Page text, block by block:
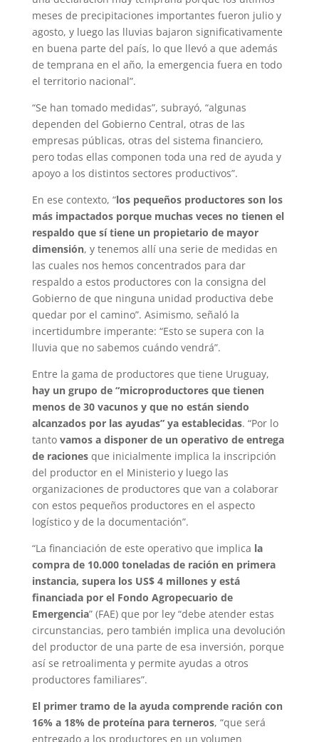
meses de precipitaciones importantes fueron julio y
agosto, y luego las lluvias bajaron significativamente
en buena parte del país, lo que llevó a que además
de temprana en el año, la emergencia fuera en todo
el territorio nacional”.
“Se han tomado medidas”, subrayó, “algunas
dependen del Gobierno Central, otras de las
empresas públicas, otras del sistema financiero,
pero todas ellas componen toda una red de ayuda y
apoyo a los distintos sectores productivos”.
En ese contexto, “los pequeños productores son los
más impactados porque muchas veces no tienen el
respaldo que sí tiene un propietario de mayor
dimensión, y tenemos allí una serie de medidas en
las cuales nos hemos concentrados para dar
respaldo a estos productores con la consigna del
Gobierno de que ninguna unidad productiva debe
quedar por el camino”. Asimismo, señaló la
incertidumbre imperante: “Esto se supera con la
lluvia que no sabemos cuándo vendrá”.
Entre la gama de productores que tiene Uruguay,
hay un grupo de “microproductores que tienen
menos de 30 vacunos y que no están siendo
alcanzados por las ayudas” ya establecidas. “Por lo
tanto vamos a disponer de un operativo de entrega
de racionesque inicialmente implica la inscripción
del productor en el Ministerio y luego las
organizaciones de productores que van a colaborar
con estos pequeños productores en el aspecto
logístico y de la documentación”.
“La financiación de este operativo que implica la
compra de 10.000 toneladas de ración en primera
instancia, supera los US$ 4 millones y está
financiada por el Fondo Agropecuario de
Emergencia” (FAE) que por ley “debe atender estas
circunstancias, pero también implica una devolución
del productor de una parte de esa inversión, porque
así se retroalimenta y permite ayudas a otros
productores familiares”.
El primer tramo de la ayuda comprende ración con
16% a 18% de proteína para terneros, “que será
entregado a los productores en un volumen